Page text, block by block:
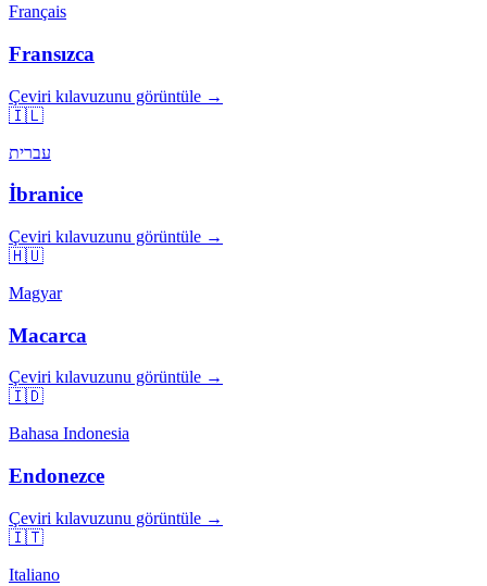
Français
Fransızca
Çeviri kılavuzunu görüntüle →
🇮🇱
עברית
İbranice
Çeviri kılavuzunu görüntüle →
🇭🇺
Magyar
Macarca
Çeviri kılavuzunu görüntüle →
🇮🇩
Bahasa Indonesia
Endonezce
Çeviri kılavuzunu görüntüle →
🇮🇹
Italiano